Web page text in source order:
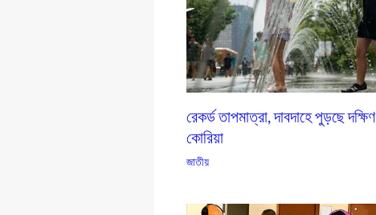
রেকর্ড তাপমাত্রা, দাবদাহে পুড়ছে দক্ষিণ
কোরিয়া
জাতীয়